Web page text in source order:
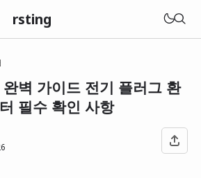
rsting
벽 가이드 전기 플러그 환
필수 확인 사항